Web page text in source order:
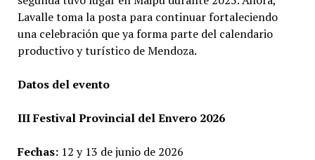
Lavalle toma la posta para continuar fortaleciendo
una celebración que ya forma parte del calendario
productivo y turístico de Mendoza.
Datos del evento
III Festival Provincial del Envero 2026
Fechas:12 y 13 de junio de 2026